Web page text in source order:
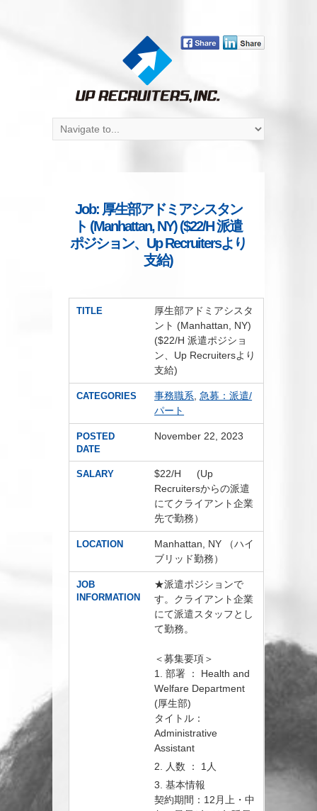
Job: 厚生部アドミアシスタン
ト (Manhattan, NY) ($22/H 派遣
ポジション、Up Recruitersより
支給)
TITLE
厚生部アドミアシスタ
ント (Manhattan, NY)
($22/H 派遣ポジショ
ン、Up Recruitersより
支給)
CATEGORIES 事務職系 ,急募：派遣/
パート
POSTED
DATE
November 22, 2023
SALARY
$22/H (Up
Recruitersからの派遣
にてクライアント企業
先で勤務）
LOCATION
Manhattan, NY （ハイ
ブリッド勤務）
JOB
INFORMATION
★派遣ポジションで
す。クライアント企業
にて派遣スタッフとし
て勤務。
＜募集要項＞
1. 部署 ： Health and
Welfare Department
(厚生部)
タイトル：
Administrative
Assistant
2. 人数 ： 1人
3. 基本情報
契約期間：12月上・中